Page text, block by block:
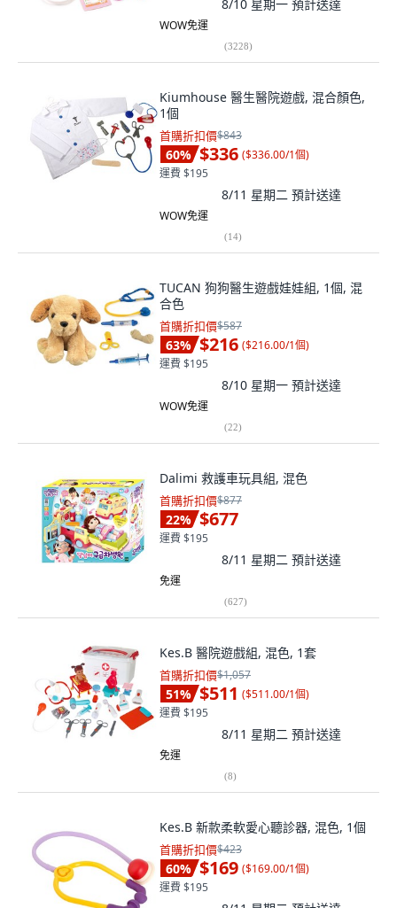
8/10 星期一 預計送達
WOW免運
(3228)
Kiumhouse 醫生醫院遊戲, 混合顏色,
1個
首購折扣價$843
60% $336 ($336.00/1個)
運費 $195
8/11 星期二 預計送達
WOW免運
(14)
TUCAN 狗狗醫生遊戲娃娃組, 1個, 混
合色
首購折扣價$587
63% $216 ($216.00/1個)
運費 $195
8/10 星期一 預計送達
WOW免運
(22)
Dalimi 救護車玩具組, 混色
首購折扣價$877
22% $677
運費 $195
8/11 星期二 預計送達
免運
(627)
Kes.B 醫院遊戲組, 混色, 1套
首購折扣價$1,057
51% $511 ($511.00/1個)
運費 $195
8/11 星期二 預計送達
免運
(8)
Kes.B 新款柔軟愛心聽診器, 混色, 1個
首購折扣價$423
60% $169 ($169.00/1個)
運費 $195